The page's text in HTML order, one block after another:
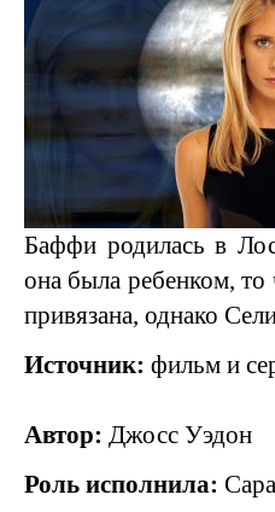
Баффи родилась в
она была ребенком, то
привязана, однако
Источник: фильм и
Автор: Джосс Уэдон
Роль исполнила: